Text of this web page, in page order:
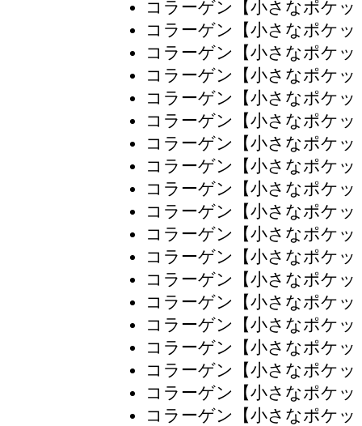
コラーゲン【小さなポケ
コラーゲン【小さなポケ
コラーゲン【小さなポケ
コラーゲン【小さなポケ
コラーゲン【小さなポケ
コラーゲン【小さなポケ
コラーゲン【小さなポケ
コラーゲン【小さなポケ
コラーゲン【小さなポケ
コラーゲン【小さなポケ
コラーゲン【小さなポケ
コラーゲン【小さなポケ
コラーゲン【小さなポケ
コラーゲン【小さなポケ
コラーゲン【小さなポケ
コラーゲン【小さなポケ
コラーゲン【小さなポケ
コラーゲン【小さなポケ
コラーゲン【小さなポケ